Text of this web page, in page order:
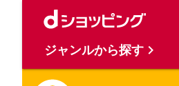
ジャンルから探す